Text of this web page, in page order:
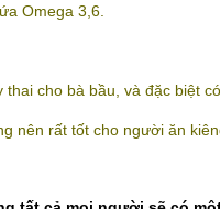
Omega 3,6.
cho bà bầu, và đặc biệt
nên rất tốt cho người ăn